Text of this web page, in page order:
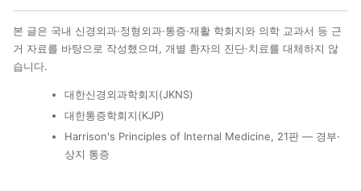
본 글은 국내 신경외과·정형외과·통증·재활 학회지와 의학 교과서 등 근
거 자료를 바탕으로 작성했으며, 개별 환자의 진단·치료를 대체하지 않
습니다.
대한신경외과학회지(JKNS)
대한통증학회지(KJP)
Harrison's Principles of Internal Medicine, 21판 — 경부·
상지 통증